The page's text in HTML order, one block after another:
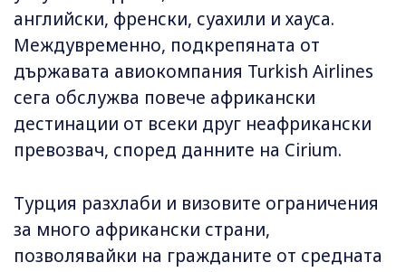
английски, френски, суахили и хауса.
Междувременно, подкрепяната от
държавата авиокомпания Turkish Airlines
сега обслужва повече африкански
дестинации от всеки друг неафрикански
превозвач, според данните на Cirium.
Турция разхлаби и визовите ограничения
за много африкански страни,
позволявайки на гражданите от средната